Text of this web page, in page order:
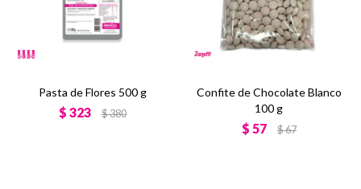
Pasta de Flores 500 g
$ 323 $380
Confite de Chocolate Blanco
100 g
$ 57 $67